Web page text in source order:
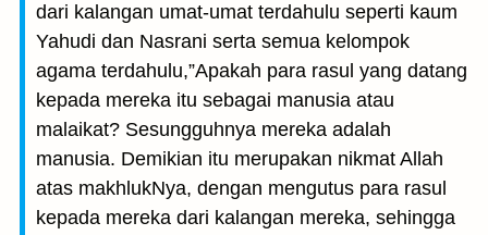
dari kalangan umat-umat terdahulu seperti kaum
Yahudi dan Nasrani serta semua kelompok
agama terdahulu,”Apakah para rasul yang datang
kepada mereka itu sebagai manusia atau
malaikat? Sesungguhnya mereka adalah
manusia. Demikian itu merupakan nikmat Allah
atas makhlukNya, dengan mengutus para rasul
kepada mereka dari kalangan mereka, sehingga